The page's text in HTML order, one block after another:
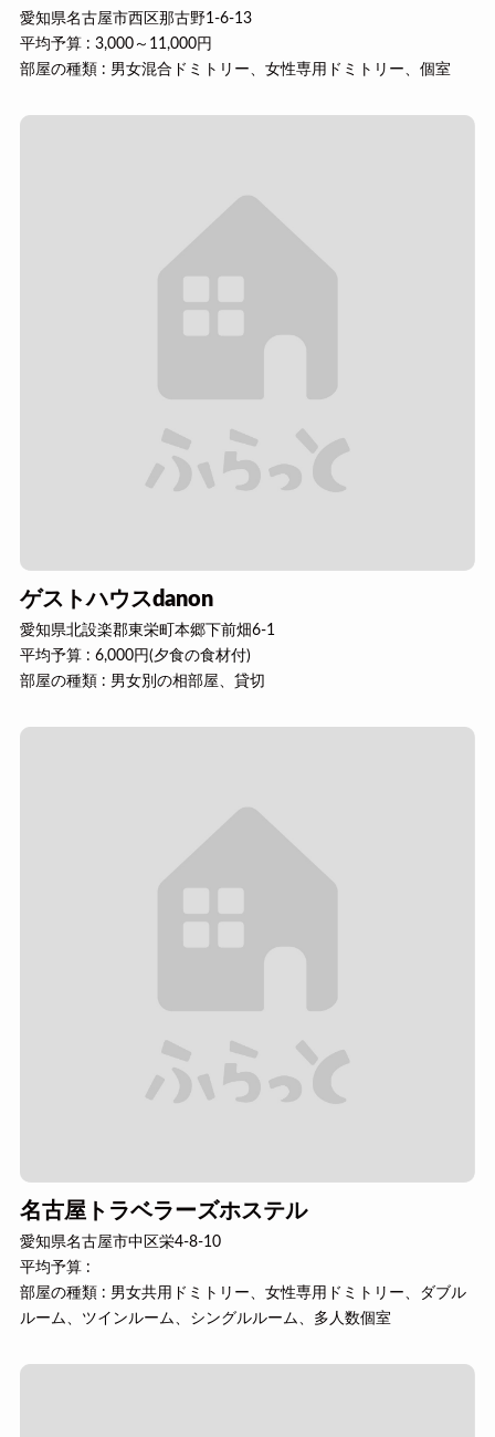
愛知県名古屋市西区那古野1-6-13
平均予算 : 3,000～11,000円
部屋の種類 : 男女混合ドミトリー、女性専用ドミトリー、個室
ゲストハウスdanon
愛知県北設楽郡東栄町本郷下前畑6-1
平均予算 : 6,000円(夕食の食材付)
部屋の種類 : 男女別の相部屋、貸切
名古屋トラベラーズホステル
愛知県名古屋市中区栄4-8-10
平均予算 :
部屋の種類 : 男女共用ドミトリー、女性専用ドミトリー、ダブル
ルーム、ツインルーム、シングルルーム、多人数個室